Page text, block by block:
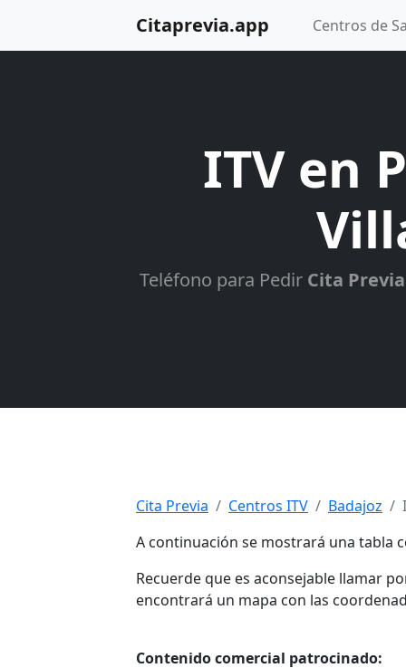
Citaprevia.app Centros de
ITV en
Teléfono para Pedir Cita
Cita Previa Centros ITV Badajoz
A continuación se mostrará una tabla
Recuerde que es aconsejable llamar
encontrará un mapa con las
Contenido comercial patrocinado: